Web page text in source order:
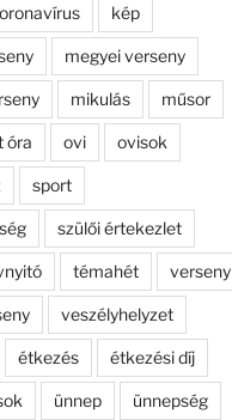
kép
megyei verseny
mikulás műsor
óra ovi ovisok
sport
szülői értekezlet
témahét verseny
veszélyhelyzet
étkezés étkezési díj
ünnep ünnepség